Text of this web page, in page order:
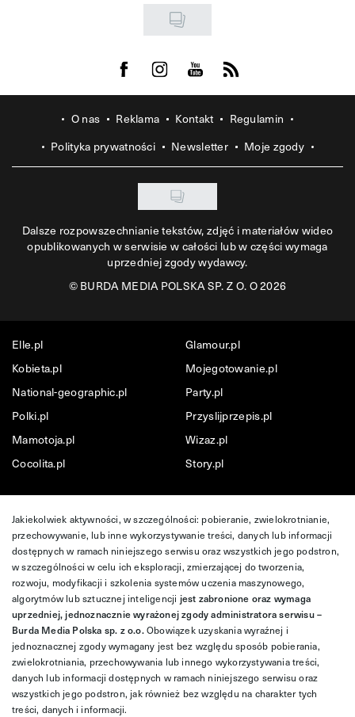
Visit us on Facebook
Visit us on Instagram
Visit us on Youtube
Visit us on Rss
O nas Reklama Kontakt
Regulamin
Polityka prywatności
Newsletter Moje zgody
Dalsze rozpowszechnianie tekstów, zdjęć i materiałów wideo
opublikowanych w serwisie w całości lub w części wymaga
uprzedniej zgody wydawcy.
©BURDA MEDIA POLSKA SP. Z O. O 2026
Elle.pl
Glamour.pl
Kobieta.pl
Mojegotowanie.pl
National-geographic.pl
Party.pl
Polki.pl
Przyslijprzepis.pl
Mamotoja.pl
Wizaz.pl
Cocolita.pl
Story.pl
Jakiekolwiek aktywności, w szczególności: pobieranie, zwielokrotnianie,
przechowywanie, lub inne wykorzystywanie treści, danych lub informacji
dostępnych w ramach niniejszego serwisu oraz wszystkich jego podstron,
w szczególności w celu ich eksploracji, zmierzającej do tworzenia,
rozwoju, modyfikacji i szkolenia systemów uczenia maszynowego,
algorytmów lub sztucznej inteligencji jest zabronione oraz wymaga
uprzedniej, jednoznacznie wyrażonej zgody administratora serwisu –
Burda Media Polska sp. z o.o.Obowiązek uzyskania wyraźnej i
jednoznacznej zgody wymagany jest bez względu sposób pobierania,
zwielokrotniania, przechowywania lub innego wykorzystywania treści,
danych lub informacji dostępnych w ramach niniejszego serwisu oraz
wszystkich jego podstron, jak również bez względu na charakter tych
treści, danych i informacji.